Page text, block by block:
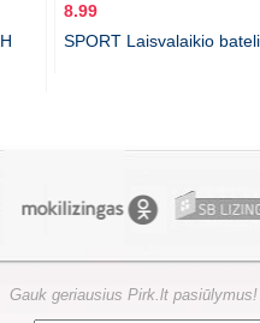
8.99
SPORT Laisvalaikio
Gauk geriausius Pirk.lt pasiūlymus!